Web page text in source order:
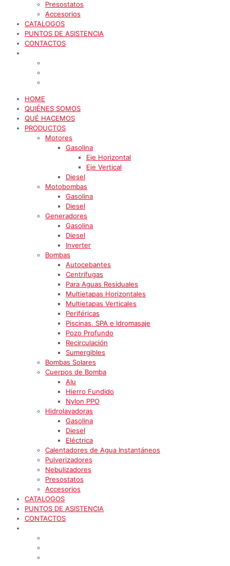
Presostatos
Accesorios
CATALOGOS
PUNTOS DE ASISTENCIA
CONTACTOS
HOME
QUIÉNES SOMOS
QUÉ HACEMOS
PRODUCTOS
Motores
Gasolina
Eje Horizontal
Eje Vertical
Diesel
Motobombas
Gasolina
Diesel
Generadores
Gasolina
Diesel
Inverter
Bombas
Autocebantes
Centrífugas
Para Aguas Residuales
Multietapas Horizontales
Multietapas Verticales
Periféricas
Piscinas, SPA e Idromasaje
Pozo Profundo
Recirculación
Sumergibles
Bombas Solares
Cuerpos de Bomba
Alu
Hierro Fundido
Nylon PPO
Hidrolavadoras
Gasolina
Diesel
Eléctrica
Calentadores de Agua Instantáneos
Pulverizadores
Nebulizadores
Presostatos
Accesorios
CATALOGOS
PUNTOS DE ASISTENCIA
CONTACTOS